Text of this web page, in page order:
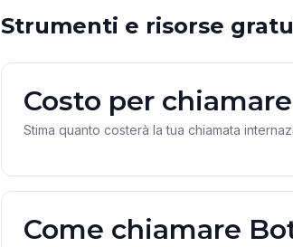
Strumenti e risorse
Costo per
Stima quanto costerà la tua chiamata
Come chiamare